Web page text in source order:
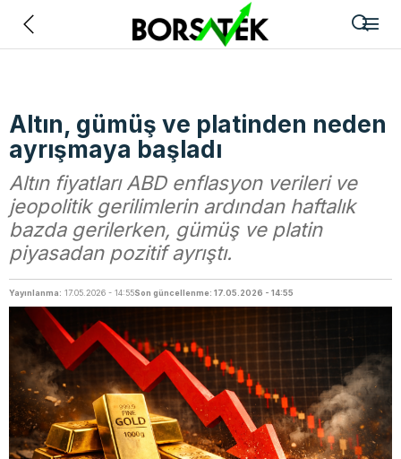
Altın, gümüş ve platinden neden
ayrışmaya başladı
Altın fiyatları ABD enflasyon verileri ve
jeopolitik gerilimlerin ardından haftalık
bazda gerilerken, gümüş ve platin
piyasadan pozitif ayrıştı.
Yayınlanma: 17.05.2026 - 14:55Son güncellenme: 17.05.2026 - 14:55